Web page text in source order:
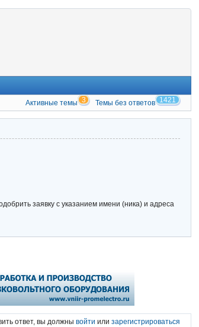
Активные темы 3 Темы без ответов 1421
заявку с указанием имени (ника) и адреса
ответ, вы должны войти или зарегистрироваться